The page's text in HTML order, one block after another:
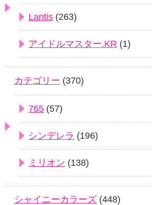
Lantis (263)
アイドルマスター.KR (1)
カテゴリー (370)
765 (57)
シンデレラ (196)
ミリオン (138)
シャイニーカラーズ (448)